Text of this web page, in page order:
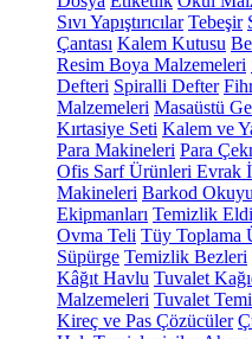
Sıvı Yapıştırıcılar Tebeşir
Çantası Kalem Kutusu
Resim Boya Malzemeleri
Defteri Spiralli Defter
Malzemeleri Masaüstü
Kırtasiye Seti Kalem ve
Para Makineleri Para
Ofis Sarf Ürünleri Evrak
Makineleri Barkod
Ekipmanları Temizlik
Ovma Teli Tüy Toplama
Süpürge Temizlik Bezleri
Kâğıt Havlu Tuvalet
Malzemeleri Tuvalet
Kireç ve Pas Çözücüler